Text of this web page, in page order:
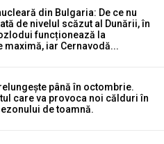
din Bulgaria: De ce nu
de nivelul scăzut al Dunării, în
funcționează la
maximă, iar Cernavodă...
până în octombrie.
care va provoca noi călduri în
de toamnă.